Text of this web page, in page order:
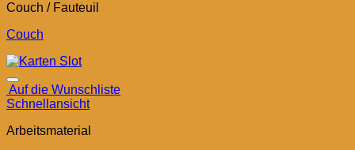
Couch / Fauteuil
Couch
Auf die Wunschliste
Schnellansicht
Arbeitsmaterial